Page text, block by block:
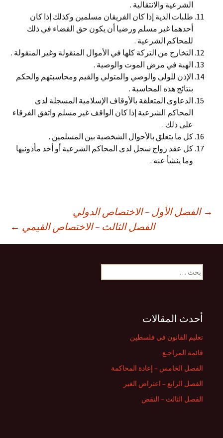
الشرعية والانتقالية .
طلبات الدية إذا كان الفريقان مسلمين وكذلك إذا كان
أحدهما غير مسلم ورضيا أن يكون حق القضاء في ذلك
للمحاكم الشرعية .
التخارج من التركة كلها في الأموال المنقولة وغير المنقولة .
الهبة في مرض الموت والوصية .
الإذن للولي والوصي والمتولي والقيم ومحاسبتهم والحكم
بنتائج هذه المحاسبة .
الدعاوى المتعلقة بالأوقاف الإسلامية المسجلة لدى
المحاكم الشرعية إذا كان الواقف غير مسلم واتفق الفرقاء
على ذلك .
كل ما يتعلق بالأحوال الشخصية بين المسلمين .
كل عقد زواج سجل لدى المحاكم الشرعية أو أحد مأذونيها
وما ينشأ عنه .
تصفّح
المقالات
→ الفصل الأول – الاختصاص الدولي
الفصل الثالث – الاختصاص القيمي ←
عن:
أحدث المقالات
تعليم القانون في فلسطين
قائمة المراجـع
الفصل الخامس – إعادة المحاكمة
الفصل الرابع – اعتراض الغير
الفصل الثالث – النقض